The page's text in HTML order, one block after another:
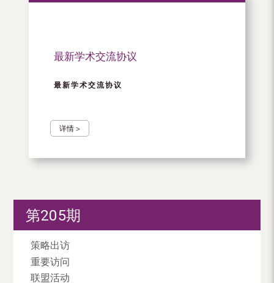
最新学术交流协议
最新学术交流协议
详情 >
第205期
策略出访
重要访问
联盟活动